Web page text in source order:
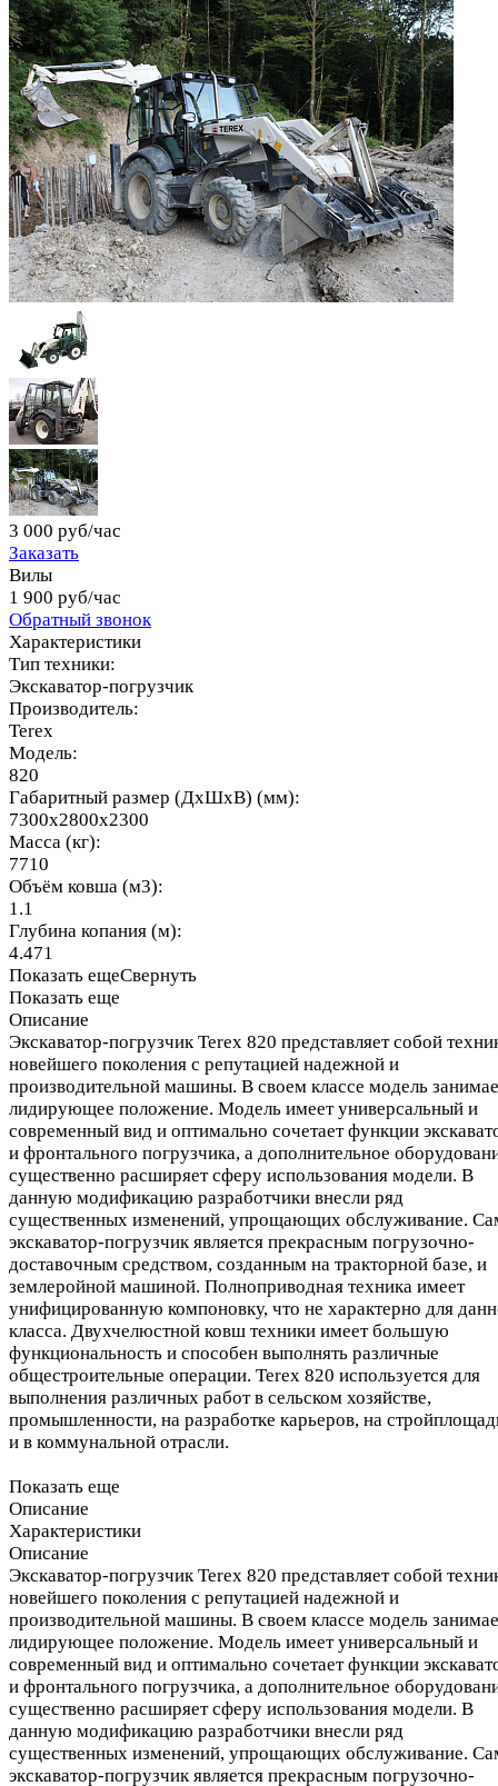
3 000 руб/час
Заказать
Вилы
1 900 руб/час
Обратный звонок
Характеристики
Тип техники:
Экскаватор-погрузчик
Производитель:
Terex
Модель:
820
Габаритный размер (ДхШхВ) (мм):
7300x2800x2300
Масса (кг):
7710
Объём ковша (м3):
1.1
Глубина копания (м):
4.471
Показать ещеСвернуть
Показать еще
Описание
Экскаватор-погрузчик Terex 820 представляет собой
новейшего поколения с репутацией надежной и
производительной машины. В своем классе модель
лидирующее положение. Модель имеет универсальный и
современный вид и оптимально сочетает функции
и фронтального погрузчика, а дополнительное
существенно расширяет сферу использования модели. В
данную модификацию разработчики внесли ряд
существенных изменений, упрощающих обслуживание.
экскаватор-погрузчик является прекрасным погрузочно-
доставочным средством, созданным на тракторной базе, и
землеройной машиной. Полноприводная техника имеет
унифицированную компоновку, что не характерно для
класса. Двухчелюстной ковш техники имеет большую
функциональность и способен выполнять различные
общестроительные операции. Terex 820 используется для
выполнения различных работ в сельском хозяйстве,
промышленности, на разработке карьеров, на
и в коммунальной отрасли.
Показать еще
Описание
Характеристики
Описание
Экскаватор-погрузчик Terex 820 представляет собой
новейшего поколения с репутацией надежной и
производительной машины. В своем классе модель
лидирующее положение. Модель имеет универсальный и
современный вид и оптимально сочетает функции
и фронтального погрузчика, а дополнительное
существенно расширяет сферу использования модели. В
данную модификацию разработчики внесли ряд
существенных изменений, упрощающих обслуживание.
экскаватор-погрузчик является прекрасным погрузочно-